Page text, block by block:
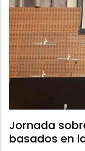
Jornada
basados en